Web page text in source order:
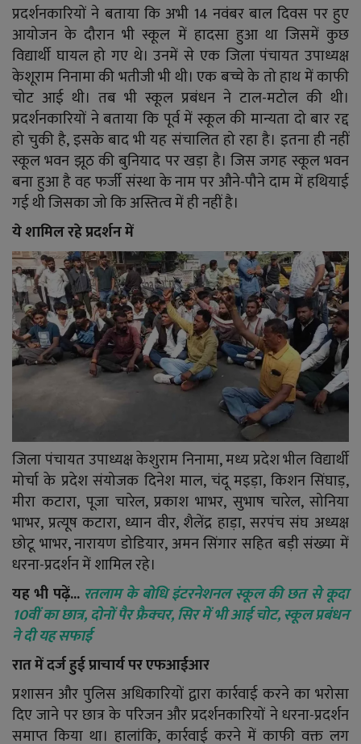
प्रदर्शनकारियों ने बताया कि अभी 14 नवंबर बाल दिवस पर हुए
आयोजन के दौरान भी स्कूल में हादसा हुआ था जिसमें कुछ
विद्यार्थी घायल हो गए थे। उनमें से एक जिला पंचायत उपाध्यक्ष
केशूराम निनामा की भतीजी भी थी। एक बच्चे के तो हाथ में काफी
चोट आई थी। तब भी स्कूल प्रबंधन ने टाल-मटोल की थी।
प्रदर्शनकारियों ने बताया कि पूर्व में स्कूल की मान्यता दो बार रद्द
हो चुकी है, इसके बाद भी यह संचालित हो रहा है। इतना ही नहीं
स्कूल भवन झूठ की बुनियाद पर खड़ा है। जिस जगह स्कूल भवन
बना हुआ है वह फर्जी संस्था के नाम पर औने-पौने दाम में हथियाई
गई थी जिसका जो कि अस्तित्व में ही नहीं है।
ये शामिल रहे प्रदर्शन में
जिला पंचायत उपाध्यक्ष केशुराम निनामा, मध्य प्रदेश भील विद्यार्थी
मोर्चा के प्रदेश संयोजक दिनेश माल, चंदू मइड़ा, किशन सिंघाड़,
मीरा कटारा, पूजा चारेल, प्रकाश भाभर, सुभाष चारेल, सोनिया
भाभर, प्रत्यूष कटारा, ध्यान वीर, शैलेंद्र हाड़ा, सरपंच संघ अध्यक्ष
छोटू भाभर, नारायण डोडियार, अमन सिंगार सहित बड़ी संख्या में
धरना-प्रदर्शन में शामिल रहे।
यह भी पढ़ें... रतलाम के बोधि इंटरनेशनल स्कूल की छत से कूदा
10वीं का छात्र, दोनों पैर फ्रैक्चर, सिर में भी आई चोट, स्कूल प्रबंधन
ने दी यह सफाई
रात में दर्ज हुई प्राचार्य पर एफआईआर
प्रशासन और पुलिस अधिकारियों द्वारा कार्रवाई करने का भरोसा
दिए जाने पर छात्र के परिजन और प्रदर्शनकारियों ने धरना-प्रदर्शन
समाप्त किया था। हालांकि, कार्रवाई करने में काफी वक्त लग